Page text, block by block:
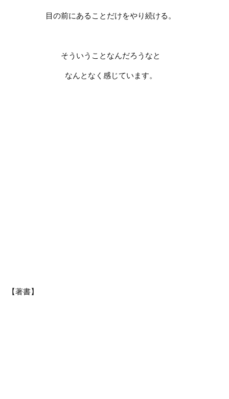
目の前にあることだけをやり続ける。
そういうことなんだろうなと
なんとなく感じています。
【著書】